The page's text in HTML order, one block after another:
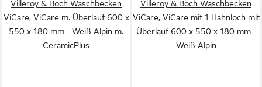
Villeroy & Boch Waschbecken
ViCare, ViCare m. Überlauf 600 x
550 x 180 mm - Weiß Alpin m.
CeramicPlus
Villeroy & Boch Waschbecken
ViCare, ViCare mit 1 Hahnloch mit
Überlauf 600 x 550 x 180 mm -
Weiß Alpin